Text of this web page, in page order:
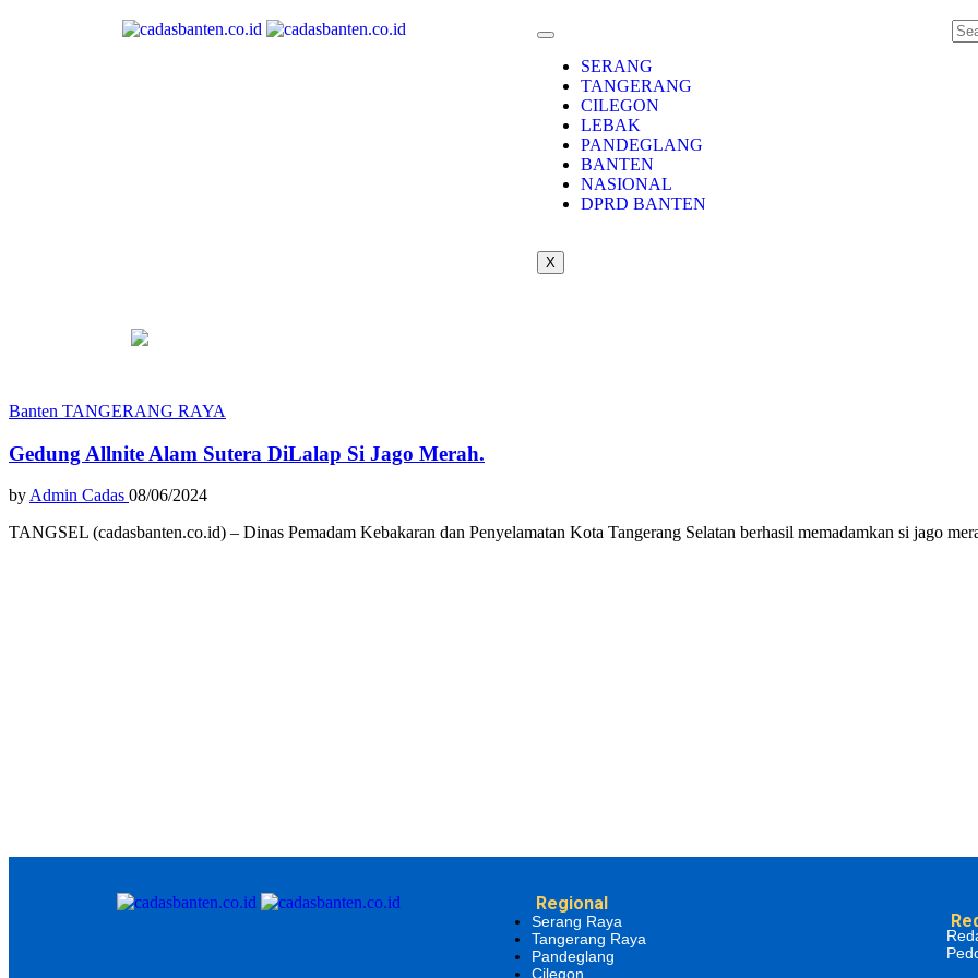
SERANG
TANGERANG
CILEGON
LEBAK
PANDEGLANG
BANTEN
NASIONAL
DPRD BANTEN
X
Banten TANGERANG RAYA
Gedung Allnite Alam Sutera DiLalap Si Jago Merah.
byAdmin Cadas 08/06/2024
TANGSEL (cadasbanten.co.id) – Dinas Pemadam Kebakaran dan Penyelamatan Kota Tangerang Selatan berhasil memadamkan si jago
Regional
Serang Raya
Tangerang Raya
Pandeglang
Cilegon